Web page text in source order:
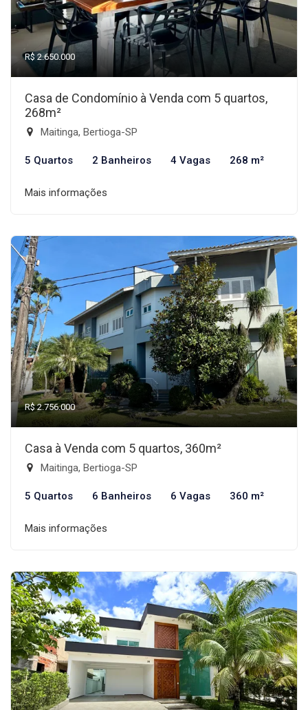
R$ 2.650.000
Casa de Condomínio à Venda com 5 quartos,
268m²
Maitinga, Bertioga-SP
5 Quartos 2 Banheiros 4 Vagas 268 m²
Mais informações
R$ 2.756.000
Casa à Venda com 5 quartos, 360m²
Maitinga, Bertioga-SP
5 Quartos 6 Banheiros 6 Vagas 360 m²
Mais informações